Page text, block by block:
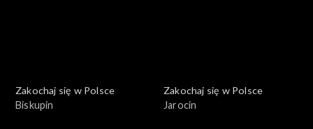
Zakochaj się w Polsce
Biskupin
Zakochaj się w Polsce
Jarocin